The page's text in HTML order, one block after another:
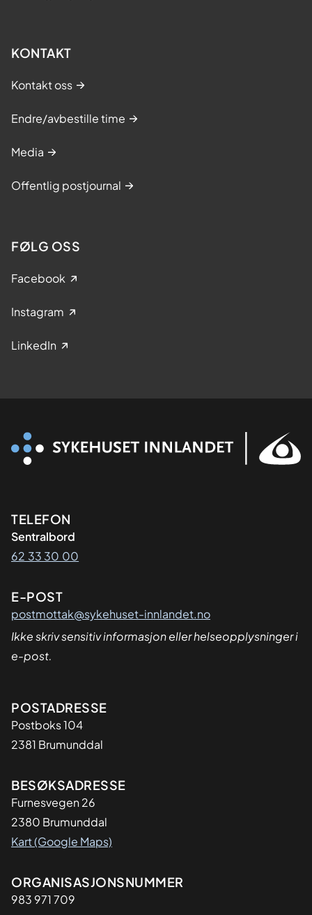
KONTAKT
Kontakt oss
Endre/avbestille time
Media
Offentlig postjournal
FØLG OSS
Facebook
Instagram
LinkedIn
Kontaktinformasjon
TELEFON
Sentralbord
62 33 30 00
E-POST
postmottak@sykehuset-innlandet.no
Ikke skriv sensitiv informasjon eller helseopplysninger i
e-post.
Adresse
POSTADRESSE
Postboks 104
2381 Brumunddal
BESØKSADRESSE
Furnesvegen 26
2380 Brumunddal
Kart (Google Maps)
Organisasjon
ORGANISASJONSNUMMER
983 971 709